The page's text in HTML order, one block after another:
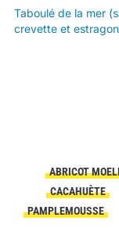
Taboulé de la mer
crevette et
ABRICOT
CACAHUÈTE
PAMPLEMOUSSE